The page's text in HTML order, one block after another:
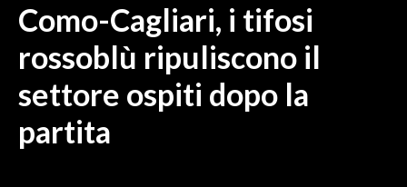
ITALIA
MONDO
POLITICA
Como-Cagliari, i tifosi
rossoblù ripuliscono il
settore ospiti dopo la
partita